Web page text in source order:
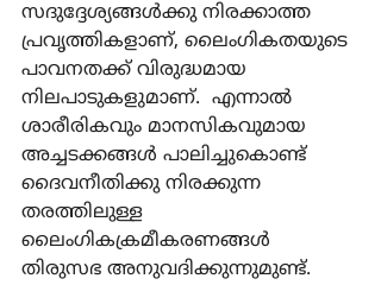
സദുദ്ദേശ്യങ്ങള്‍ക്കു നിരക്കാത്ത
പ്രവൃത്തികളാണ്, ലൈംഗികതയുടെ
പാവനതക്ക് വിരുദ്ധമായ
നിലപാടുകളുമാണ്.  എന്നാല്‍
ശാരീരികവും മാനസികവുമായ
അച്ചടക്കങ്ങള്‍ പാലിച്ചുകൊണ്ട്
ദൈവനീതിക്കു നിരക്കുന്ന
തരത്തിലുള്ള
ലൈംഗികക്രമീകരണങ്ങള്‍
തിരുസഭ അനുവദിക്കുന്നുമുണ്ട്.